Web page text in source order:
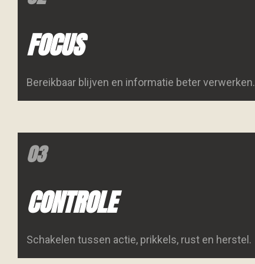
FOCUS
Bereikbaar blijven en informatie beter verwerken.
03
CONTROLE
Schakelen tussen actie, prikkels, rust en herstel.